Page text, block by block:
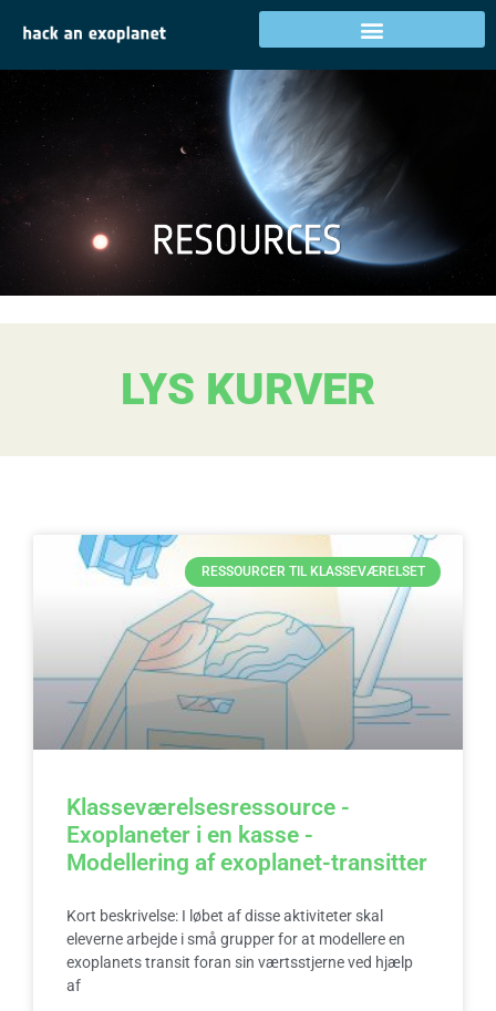
LYS KURVER
RESSOURCER TIL KLASSEVÆRELSET
Klasseværelsesressource -
Exoplaneter i en kasse -
Modellering af exoplanet-transitter
Kort beskrivelse: I løbet af disse aktiviteter skal
eleverne arbejde i små grupper for at modellere en
exoplanets transit foran sin værtsstjerne ved hjælp
af